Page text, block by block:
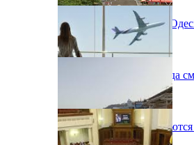
Новий автокінотеатр в
Одесситы на День города
38 украинцев